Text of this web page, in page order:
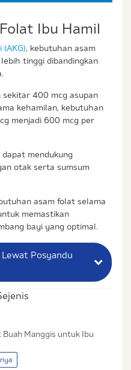
Ibu Hamil
(AKG), kebutuhan asam
tinggi dibandingkan
400 mcg asupan
kehamilan, kebutuhan
menjadi 600 mcg per
mendukung
otak serta sumsum
asam folat selama
memastikan
bayi yang optimal.
Posyandu
Buah Manggis untuk Ibu